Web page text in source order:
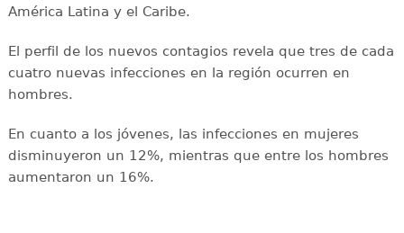
América Latina y el Caribe.
El perfil de los nuevos contagios revela que tres de cada
cuatro nuevas infecciones en la región ocurren en
hombres.
En cuanto a los jóvenes, las infecciones en mujeres
disminuyeron un 12%, mientras que entre los hombres
aumentaron un 16%.